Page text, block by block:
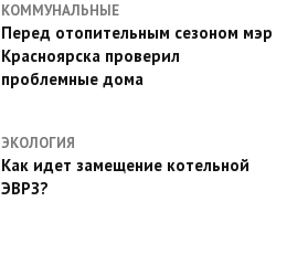
КОММУНАЛЬНЫЕ
Перед отопительным сезоном мэр
Красноярска проверил
проблемные дома
ЭКОЛОГИЯ
Как идет замещение котельной
ЭВРЗ?